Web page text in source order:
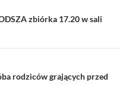
zbiórka 17.20 w sali
rodziców grających przed